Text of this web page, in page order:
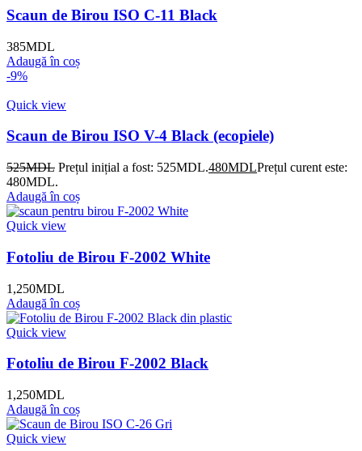
Scaun de Birou ISO C-11 Black
385MDL
Adaugă în coș
-9%
Quick view
Scaun de Birou ISO V-4 Black (ecopiele)
525MDL Prețul inițial a fost: 525MDL.480MDLPrețul curent este:
480MDL.
Adaugă în coș
Quick view
Fotoliu de Birou F-2002 White
1,250MDL
Adaugă în coș
Quick view
Fotoliu de Birou F-2002 Black
1,250MDL
Adaugă în coș
Quick view